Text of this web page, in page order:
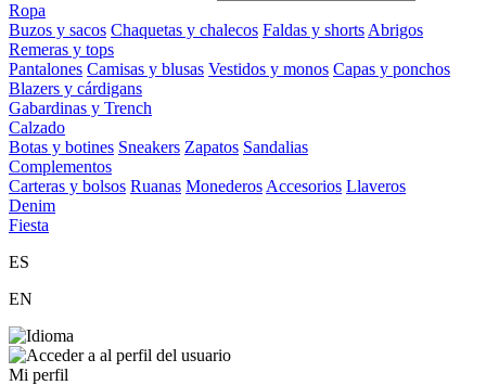
Ropa
Buzos y sacos Chaquetas y chalecos Faldas y shorts Abrigos
Remeras y tops
Pantalones Camisas y blusas Vestidos y monos Capas y ponchos
Blazers y cárdigans
Gabardinas y Trench
Calzado
Botas y botines Sneakers Zapatos Sandalias
Complementos
Carteras y bolsos Ruanas Monederos Accesorios Llaveros
Denim
Fiesta
ES
EN
Mi perfil